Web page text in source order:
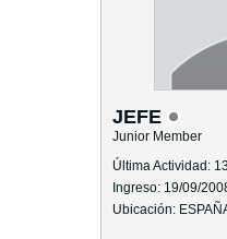
JEFE
Junior Member
Última Actividad:
Ingreso: 19/09/
Ubicación: